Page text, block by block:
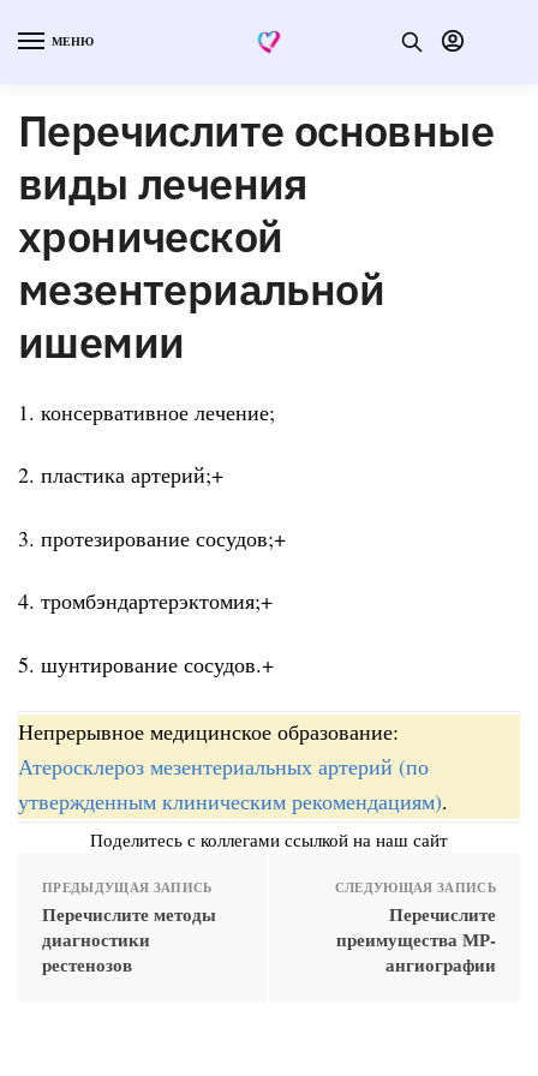
МЕНЮ
Перечислите основные
виды лечения
хронической
мезентериальной
ишемии
1. консервативное лечение;
2. пластика артерий;+
3. протезирование сосудов;+
4. тромбэндартерэктомия;+
5. шунтирование сосудов.+
Непрерывное медицинское образование:
Атеросклероз мезентериальных артерий (по
утвержденным клиническим рекомендациям).
Поделитесь с коллегами ссылкой на наш сайт
ПРЕДЫДУЩАЯ ЗАПИСЬ
Перечислите методы
диагностики
рестенозов
СЛЕДУЮЩАЯ ЗАПИСЬ
Перечислите
преимущества МР-
ангиографии